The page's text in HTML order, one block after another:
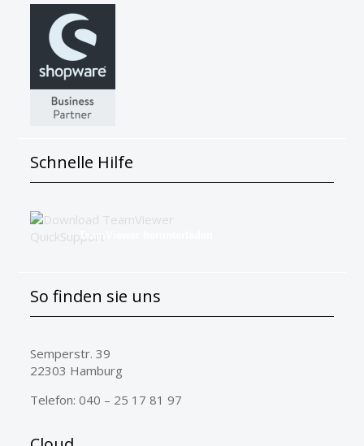
Schnelle Hilfe
TeamViewer herunterladen
So finden sie uns
Semperstr. 39
22303 Hamburg
Telefon: 040 – 25 17 81 97